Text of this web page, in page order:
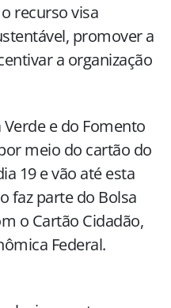
recurso visa
promover a
a organização
e do Fomento
meio do cartão do
19 e vão até esta
faz parte do Bolsa
o Cartão Cidadão,
Federal.